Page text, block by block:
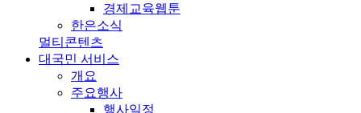
경제교육웹툰
한은소식
멀티콘텐츠
대국민 서비스
개요
주요행사
행사일정